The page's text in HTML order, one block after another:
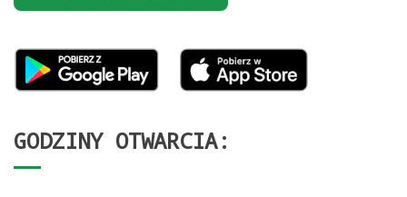
GODZINY OTWARCIA: